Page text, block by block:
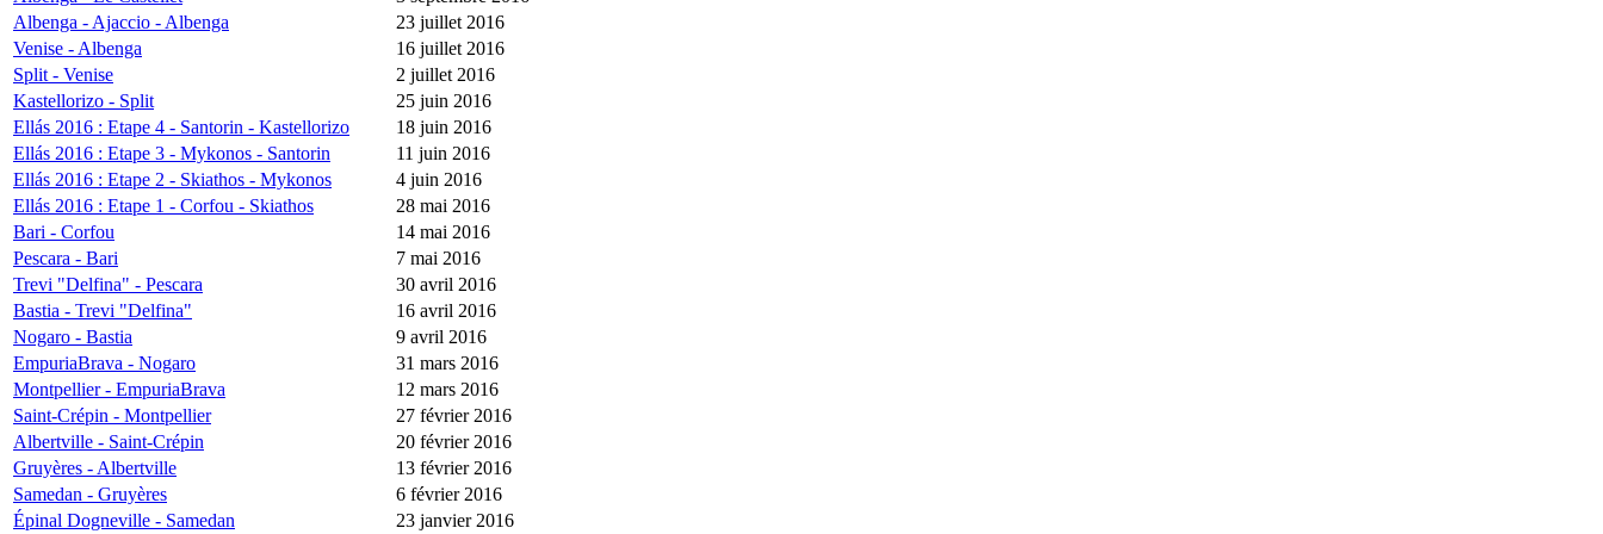
Albenga - Ajaccio - Albenga
23 juillet 2016
Venise - Albenga
16 juillet 2016
Split - Venise
2 juillet 2016
Kastellorizo - Split
25 juin 2016
Ellás 2016 : Etape 4 - Santorin - Kastellorizo
18 juin 2016
Ellás 2016 : Etape 3 - Mykonos - Santorin
11 juin 2016
Ellás 2016 : Etape 2 - Skiathos - Mykonos
4 juin 2016
Ellás 2016 : Etape 1 - Corfou - Skiathos
28 mai 2016
Bari - Corfou
14 mai 2016
Pescara - Bari
7 mai 2016
Trevi "Delfina" - Pescara
30 avril 2016
Bastia - Trevi "Delfina"
16 avril 2016
Nogaro - Bastia
9 avril 2016
EmpuriaBrava - Nogaro
31 mars 2016
Montpellier - EmpuriaBrava
12 mars 2016
Saint-Crépin - Montpellier
27 février 2016
Albertville - Saint-Crépin
20 février 2016
Gruyères - Albertville
13 février 2016
Samedan - Gruyères
6 février 2016
Épinal Dogneville - Samedan
23 janvier 2016